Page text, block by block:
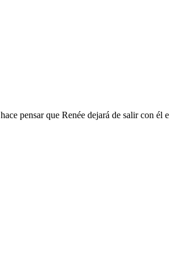
pensar que Renée dejará de salir con él e